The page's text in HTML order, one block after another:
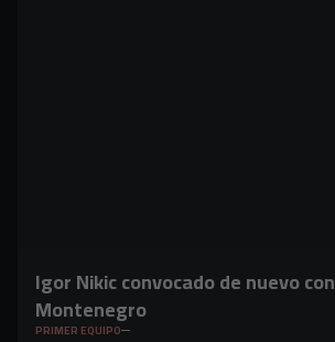
Igor Nikic convocado de nuevo con
Montenegro
PRIMER EQUIPO